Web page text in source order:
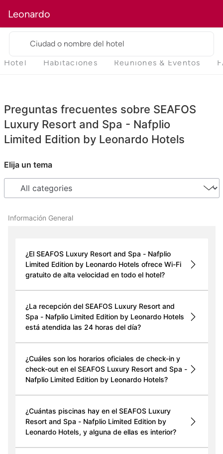
Leonardo
Ciudad o nombre del hotel
Hotel Habitaciones Reuniones & Eventos
Preguntas frecuentes sobre SEAFOS
Luxury Resort and Spa - Nafplio
Limited Edition by Leonardo Hotels
Elija un tema
Información General
¿El SEAFOS Luxury Resort and Spa - Nafplio
Limited Edition by Leonardo Hotels ofrece Wi-Fi
gratuito de alta velocidad en todo el hotel?
¿La recepción del SEAFOS Luxury Resort and
Spa - Nafplio Limited Edition by Leonardo Hotels
está atendida las 24 horas del día?
¿Cuáles son los horarios oficiales de check-in y
check-out en el SEAFOS Luxury Resort and Spa -
Nafplio Limited Edition by Leonardo Hotels?
¿Cuántas piscinas hay en el SEAFOS Luxury
Resort and Spa - Nafplio Limited Edition by
Leonardo Hotels, y alguna de ellas es interior?